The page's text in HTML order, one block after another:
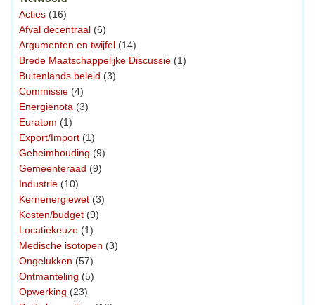
Acties (16)
Afval decentraal (6)
Argumenten en twijfel (14)
Brede Maatschappelijke Discussie (1)
Buitenlands beleid (3)
Commissie (4)
Energienota (3)
Euratom (1)
Export/Import (1)
Geheimhouding (9)
Gemeenteraad (9)
Industrie (10)
Kernenergiewet (3)
Kosten/budget (9)
Locatiekeuze (1)
Medische isotopen (3)
Ongelukken (57)
Ontmanteling (5)
Opwerking (23)